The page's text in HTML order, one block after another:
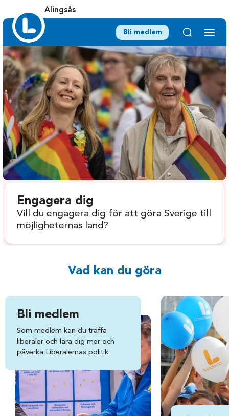
Alingsås
Bli medlem
Engagera dig
Vill du engagera dig för att göra Sverige till
möjligheternas land?
Vad kan du göra
Bli medlem
Som medlem kan du träffa
liberaler och lära dig mer och
påverka Liberalernas politik.